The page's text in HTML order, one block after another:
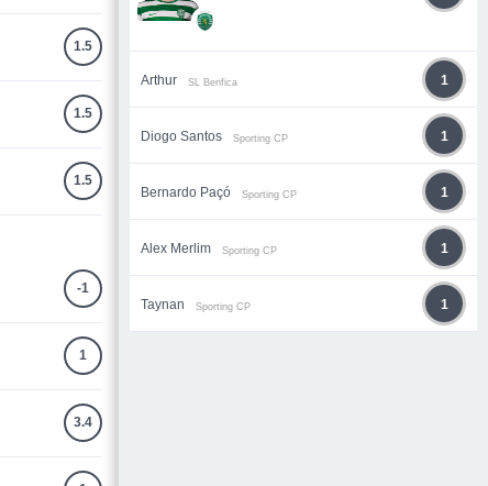
1.5
1.5
1.5
-1
1
3.4
Arthur SL Benfica 1
Diogo Santos Sporting CP 1
Bernardo Paçó Sporting CP 1
Alex Merlim Sporting CP 1
Taynan Sporting CP 1